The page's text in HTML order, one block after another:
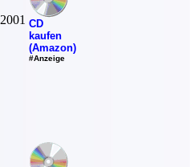
2001 CD
kaufen
(Amazon)
#Anzeige